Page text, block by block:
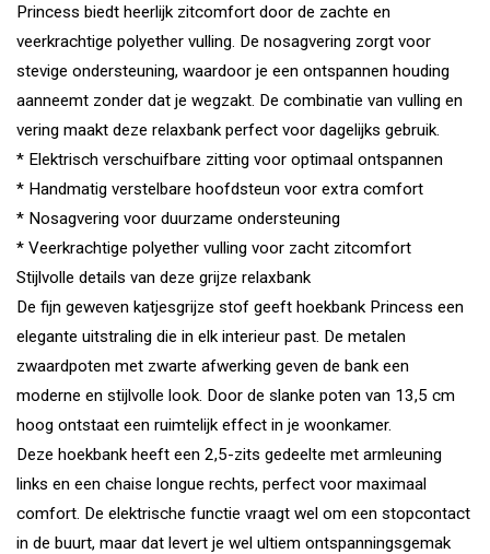
Princess biedt heerlijk zitcomfort door de zachte en
veerkrachtige polyether vulling. De nosagvering zorgt voor
stevige ondersteuning, waardoor je een ontspannen houding
aanneemt zonder dat je wegzakt. De combinatie van vulling en
vering maakt deze relaxbank perfect voor dagelijks gebruik.
* Elektrisch verschuifbare zitting voor optimaal ontspannen
* Handmatig verstelbare hoofdsteun voor extra comfort
* Nosagvering voor duurzame ondersteuning
* Veerkrachtige polyether vulling voor zacht zitcomfort
Stijlvolle details van deze grijze relaxbank
De fijn geweven katjesgrijze stof geeft hoekbank Princess een
elegante uitstraling die in elk interieur past. De metalen
zwaardpoten met zwarte afwerking geven de bank een
moderne en stijlvolle look. Door de slanke poten van 13,5 cm
hoog ontstaat een ruimtelijk effect in je woonkamer.
Deze hoekbank heeft een 2,5-zits gedeelte met armleuning
links en een chaise longue rechts, perfect voor maximaal
comfort. De elektrische functie vraagt wel om een stopcontact
in de buurt, maar dat levert je wel ultiem ontspanningsgemak